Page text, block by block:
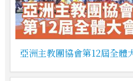
亞洲主教團協會第12屆全體